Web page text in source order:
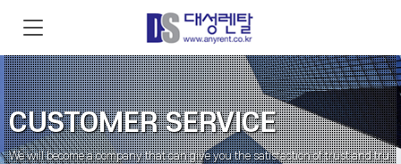
CUSTOMER SERVICE
We will become a company that can give you the satisfaction of trust and tru